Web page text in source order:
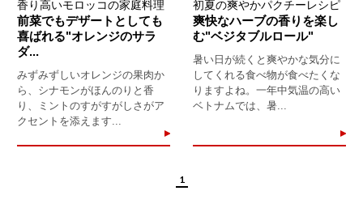
香り高いモロッコの家庭料理
前菜でもデザートとしても
喜ばれる"オレンジのサラ
ダ...
みずみずしいオレンジの果肉か
ら、シナモンがほんのりと香
り、ミントのすがすがしさがア
クセントを添えます...
初夏の爽やかパクチーレシピ
爽快なハーブの香りを楽し
む"ベジタブルロール"
暑い日が続くと爽やかな気分に
してくれる食べ物が食べたくな
りますよね。一年中気温の高い
ベトナムでは、暑...
1